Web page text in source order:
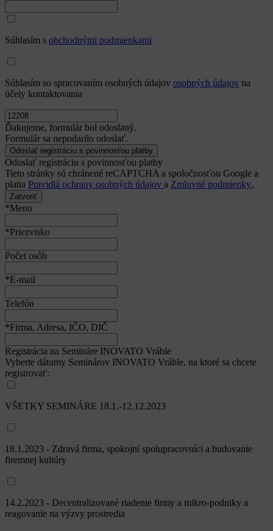
Súhlasím s obchodnými podmienkami
Súhlasím so spracovaním osobných údajov osobných údajov na
účely kontaktovania
Ďakujeme, formulár bol odoslaný.
Formulár sa nepodarilo odoslať.
Odoslať registráciu s povinnosťou platby
Tieto stránky sú chránené reCAPTCHA a spoločnosťou Google a
platia Pravidlá ochrany osobných údajov a Zmluvné podmienky..
Zatvoriť
*Meno
*Priezvisko
Počet osôb
*E-mail
Telefón
*Firma, Adresa, IČO, DIČ
Registrácia na Semináre INOVATO Vráble
Vyberte dátumy Seminárov INOVATO Vráble, na ktoré sa chcete
registrovať:
VŠETKY SEMINÁRE 18.1.-12.12.2023
18.1.2023 - Zdravá firma, spokojní spolupracovníci a budovanie
firemnej kultúry
14.2.2023 - Decentralizované riadenie firmy a mikro-podniky a
reagovanie na výzvy prostredia